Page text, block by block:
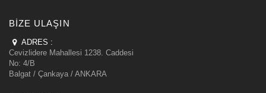
BIZE ULAŞIN
ADRES :
Cevizlidere Mahallesi 1238. Caddesi
No: 4/B
Balgat / Çankaya / ANKARA